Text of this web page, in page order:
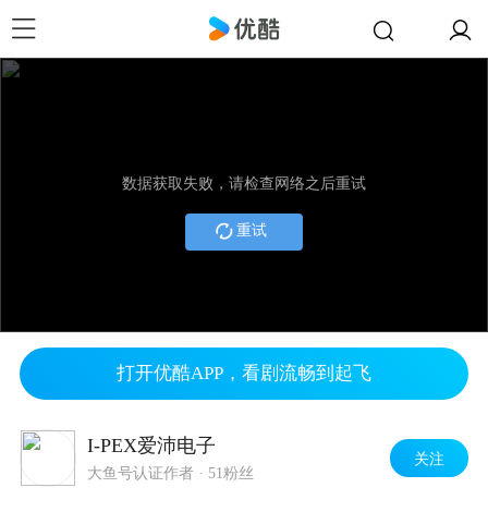
数据获取失败，请检查网络之后重试
重试
打开优酷APP，看剧流畅到起飞
I-PEX爱沛电子
大鱼号认证作者 · 51粉丝
关注